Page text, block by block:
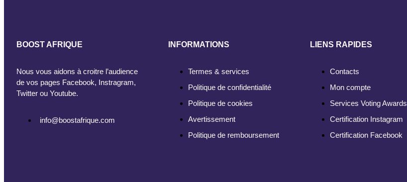
BOOST AFRIQUE
Nous vous aidons à croitre l’audience
de vos pages Facebook, Instragram,
Twitter ou Youtube.
info@boostafrique.com
INFORMATIONS
Termes & services
Politique de confidentialité
Politique de cookies
Avertissement
Politique de remboursement
LIENS RAPIDES
Contacts
Mon compte
Services Voting Awards
Certification Instagram
Certification Facebook